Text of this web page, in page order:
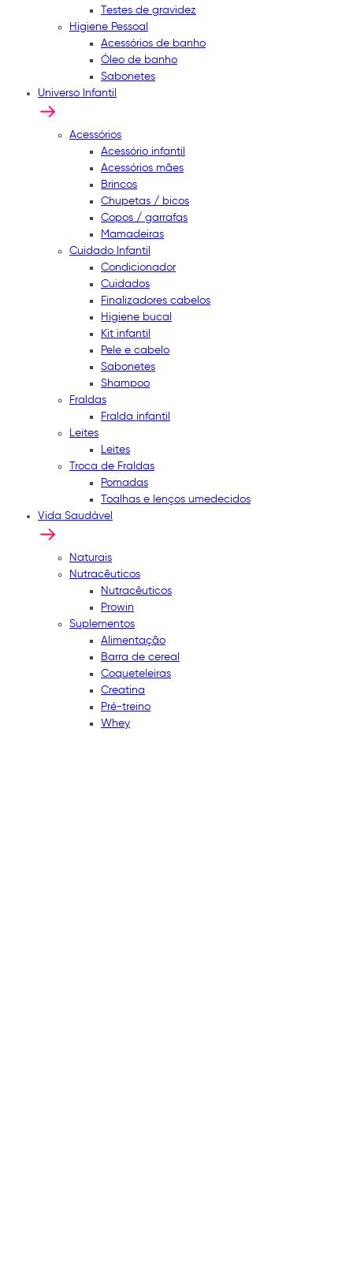
Testes de gravidez
Higiene Pessoal
Acessórios de banho
Óleo de banho
Sabonetes
Universo Infantil
Acessórios
Acessório infantil
Acessórios mães
Brincos
Chupetas / bicos
Copos / garrafas
Mamadeiras
Cuidado Infantil
Condicionador
Cuidados
Finalizadores cabelos
Higiene bucal
Kit infantil
Pele e cabelo
Sabonetes
Shampoo
Fraldas
Fralda infantil
Leites
Leites
Troca de Fraldas
Pomadas
Toalhas e lenços umedecidos
Vida Saudável
Naturais
Nutracêuticos
Nutracêuticos
Prowin
Suplementos
Alimentação
Barra de cereal
Coqueteleiras
Creatina
Pré-treino
Whey